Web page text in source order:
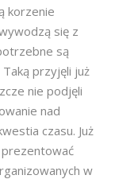
korzenie
się z
są
przyjęli już
nie podjęli
nad
czasu. Już
prezentować
w